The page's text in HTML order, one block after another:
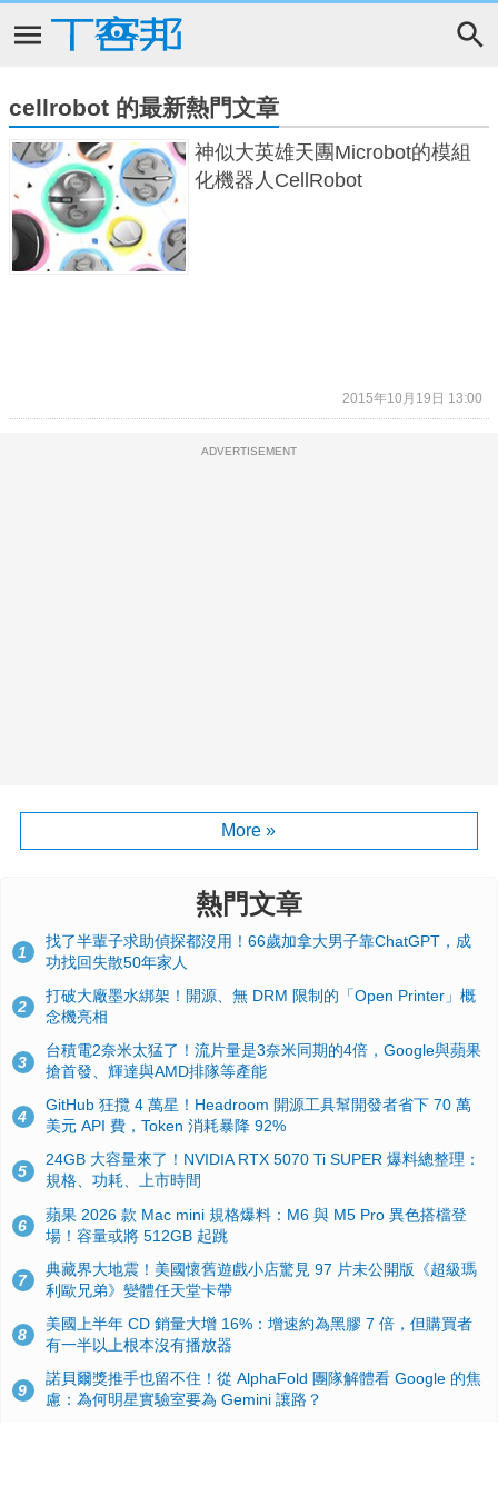
cellrobot 的最新熱門文章
神似大英雄天團Microbot的模組
化機器人CellRobot
2015年10月19日 13:00
ADVERTISEMENT
More »
熱門文章
1
找了半輩子求助偵探都沒用！66歲加拿大男子靠ChatGPT，成
功找回失散50年家人
2
打破大廠墨水綁架！開源、無 DRM 限制的「Open Printer」概
念機亮相
3
台積電2奈米太猛了！流片量是3奈米同期的4倍，Google與蘋果
搶首發、輝達與AMD排隊等產能
4
GitHub 狂攬 4 萬星！Headroom 開源工具幫開發者省下 70 萬
美元 API 費，Token 消耗暴降 92%
5
24GB 大容量來了！NVIDIA RTX 5070 Ti SUPER 爆料總整理：
規格、功耗、上市時間
6
蘋果 2026 款 Mac mini 規格爆料：M6 與 M5 Pro 異色搭檔登
場！容量或將 512GB 起跳
7
典藏界大地震！美國懷舊遊戲小店驚見 97 片未公開版《超級瑪
利歐兄弟》變體任天堂卡帶
8
美國上半年 CD 銷量大增 16%：增速約為黑膠 7 倍，但購買者
有一半以上根本沒有播放器
9
諾貝爾獎推手也留不住！從 AlphaFold 團隊解體看 Google 的焦
慮：為何明星實驗室要為 Gemini 讓路？